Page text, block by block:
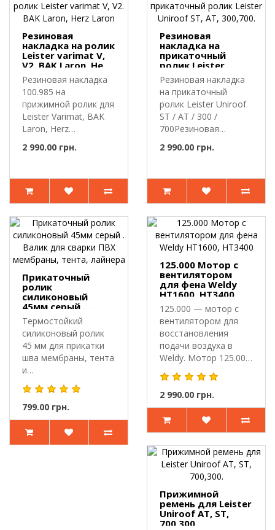
Резиновая
накладка на ролик
Leister varimat V,
V2. BAK Laron, Herz
Laron
Резиновая накладка
100.985 на
прижимной ролик для
Leister Varimat, BAK
Laron, Herz
2 990.00 грн.
Резиновая
накладка на
прикаточный
ролик Leister
Uniroof ST, AT,
300,700.
Резиновая накладка
на прикаточный
ролик Leister Uniroof
ST / AT / 300 /
700Резиновая
2 990.00 грн.
Прикаточный
ролик
силиконовый
45мм серый .
Валик для сварки
ПВХ мембраны,
тента, лайнера
Термостойкий
силиконовый ролик
45 мм для прикатки
шва мембраны, тента
и
лайнера.Прикаточный
ролик пр..
799.00 грн.
125.000 Мотор с
вентилятором
для фена Weldy
HT1600, HT3400
125.000 — мотор с
вентилятором для
восстановления
подачи воздуха в
Weldy. Мотор 125.000
с вентилято..
2 990.00 грн.
Прижимной
ремень для Leister
Uniroof AT, ST,
700,300.